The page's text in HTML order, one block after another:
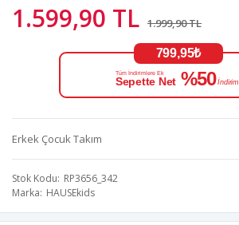
1.599,90 TL 1.999,90 TL
799,95₺
Tüm İndirimlere Ek
Sepette Net %50
Erkek Çocuk Takım
Stok Kodu RP3656_342
Marka HAUSEkids